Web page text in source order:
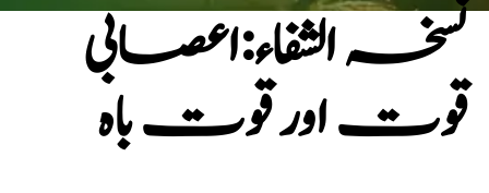
نسخہ الشفاء:اعصابی
قوت اور قوت باہ